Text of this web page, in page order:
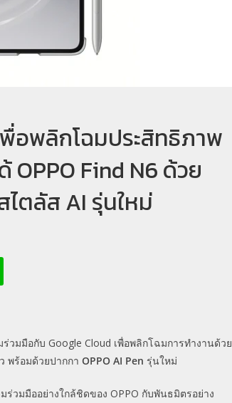
พื่อพลิกโฉมประสิทธิภาพ
Find N6 ด้วย
ตลัส AI รุ่นใหม่
มมือกับ Google Cloud เพื่อพลิกโฉมการทำงานด้วย
พร้อมด้วยปากกา OPPO AI Pen รุ่นใหม่
ร่วมมืออย่างใกล้ชิดของ OPPO กับพันธมิตรอย่าง